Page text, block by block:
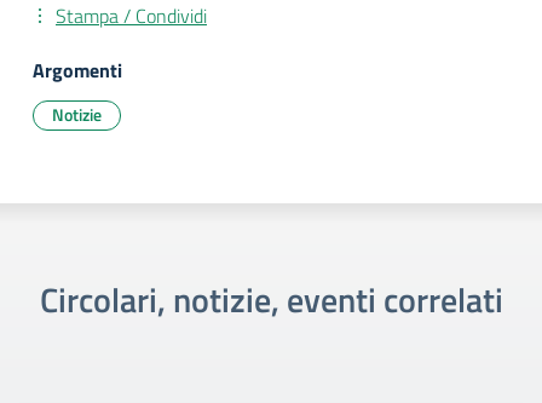
Stampa / Condividi
Argomenti
Notizie
Circolari, notizie, eventi correlati